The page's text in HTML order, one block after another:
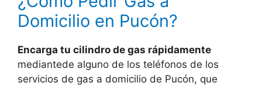
Domicilio en Pucón?
Encarga tu cilindro de gas rápidamente
mediantede alguno de los teléfonos de los
servicios de gas a domicilio de Pucón, que